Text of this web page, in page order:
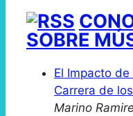
SOBRE
El Impacto
Carrera de
Marino